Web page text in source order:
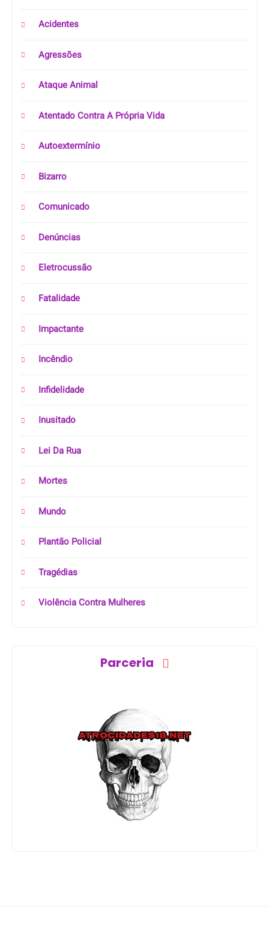
Acidentes
Agressões
Ataque Animal
Atentado Contra A Própria Vida
Autoextermínio
Bizarro
Comunicado
Denúncias
Eletrocussão
Fatalidade
Impactante
Incêndio
Infidelidade
Inusitado
Lei Da Rua
Mortes
Mundo
Plantão Policial
Tragédias
Violência Contra Mulheres
Parceria